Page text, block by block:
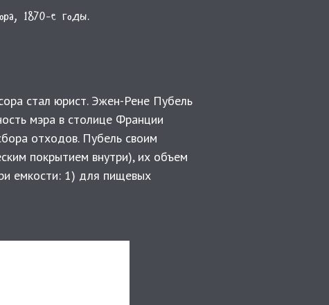
1870-е годы.
стал юрист. Эжен-Рене Пубель
мэра в столице Франции
отходов. Пубель своим
покрытием внутри), их объем
емкости: 1) для пищевых